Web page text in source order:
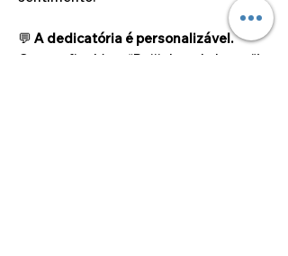
💬 A dedicatória é personalizável.
O texto final (ex.: “Beijinhos da Laura”)